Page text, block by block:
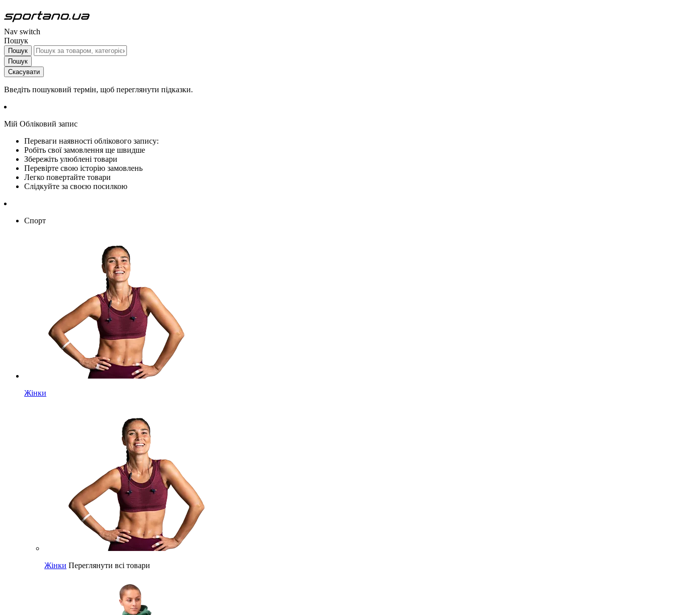
Nav switch
Пошук
Пошук
Пошук
Скасувати
Введіть пошуковий термін, щоб переглянути підказки.
Мій Обліковий запис
Переваги наявності облікового запису:
Робіть свої замовлення ще швидше
Збережіть улюблені товари
Перевірте свою історію замовлень
Легко повертайте товари
Слідкуйте за своєю посилкою
Спорт
Жінки
Жінки Переглянути всі товари